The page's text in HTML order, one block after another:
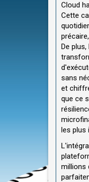
Cloud
Cette
De
sans
et
que ce
les plus
millions